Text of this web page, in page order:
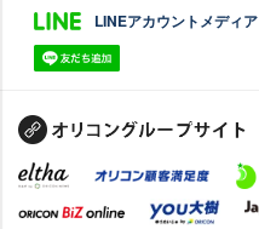
LINEアカウントメディア